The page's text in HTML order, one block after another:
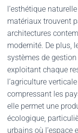
l’esthétique
matériaux trouvent
architectures
modernité. De plus,
systèmes de
exploitant chaque
l’agriculture
compressant les
elle permet une
écologique,
urbains où l’espace